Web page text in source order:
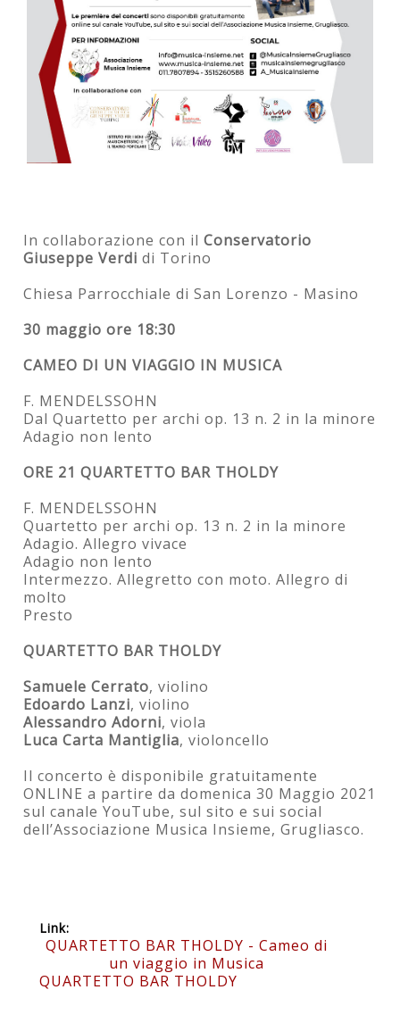
In collaborazione con ilConservatorio
Giuseppe Verdi di Torino
Chiesa Parrocchiale di San Lorenzo - Masino
30 maggio ore 18:30
CAMEO DI UN VIAGGIO IN MUSICA
F. MENDELSSOHN
Dal Quartetto per archi op. 13 n. 2 in la minore
Adagio non lento
ORE 21 QUARTETTO BAR THOLDY
F. MENDELSSOHN
Quartetto per archi op. 13 n. 2 in la minore
Adagio. Allegro vivace
Adagio non lento
Intermezzo. Allegretto con moto. Allegro di
molto
Presto
QUARTETTO BAR THOLDY
Samuele Cerrato, violino
Edoardo Lanzi, violino
Alessandro Adorni, viola
Luca Carta Mantiglia, violoncello
Il concerto è disponibile gratuitamente
ONLINE a partire da domenica 30 Maggio 2021
sul canale YouTube, sul sito e sui social
dell’Associazione Musica Insieme, Grugliasco.
Link:
QUARTETTO BAR THOLDY - Cameo di
un viaggio in Musica
QUARTETTO BAR THOLDY